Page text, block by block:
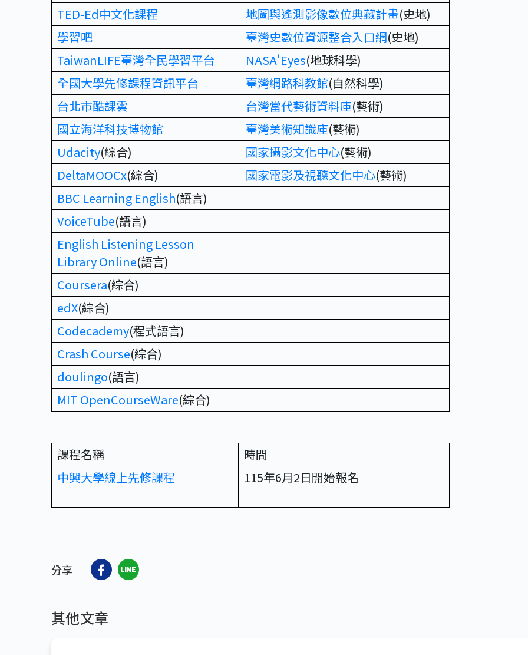
TED-Ed中文化課程
地圖與遙測影像數位典藏計畫(史地)
學習吧
臺灣史數位資源整合入口網(史地)
TaiwanLIFE臺灣全民學習平台
NASA'Eyes(地球科學)
全國大學先修課程資訊平台
臺灣網路科教館(自然科學)
台北市酷課雲
台灣當代藝術資料庫(藝術)
國立海洋科技博物館
臺灣美術知識庫(藝術)
Udacity(綜合) 國家攝影文化中心(藝術)
DeltaMOOCx(綜合) 國家電影及視聽文化中心(藝術)
BBC Learning English(語言)
VoiceTube(語言)
English Listening Lesson
Library Online(語言)
Coursera(綜合)
edX(綜合)
Codecademy(程式語言)
Crash Course(綜合)
doulingo(語言)
MIT OpenCourseWare(綜合)
課程名稱
時間
中興大學線上先修課程
115年6月2日開始報名
分享
其他文章